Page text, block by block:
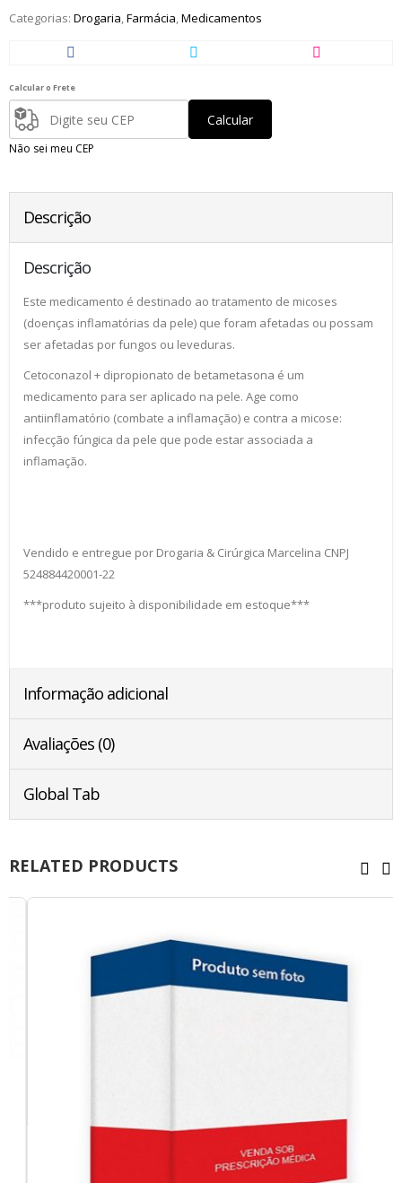
Categorias: Drogaria,Farmácia,Medicamentos
Calcular o Frete
Calcular
Não sei meu CEP
Descrição
Descrição
Este medicamento é destinado ao tratamento de micoses
(doenças inflamatórias da pele) que foram afetadas ou possam
ser afetadas por fungos ou leveduras.
Cetoconazol + dipropionato de betametasona é um
medicamento para ser aplicado na pele. Age como
antiinflamatório (combate a inflamação) e contra a micose:
infecção fúngica da pele que pode estar associada a
inflamação.
Vendido e entregue por Drogaria & Cirúrgica Marcelina CNPJ
524884420001-22
***produto sujeito à disponibilidade em estoque***
Informação adicional
Avaliações (0)
Global Tab
RELATED PRODUCTS